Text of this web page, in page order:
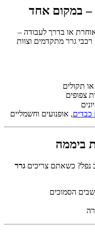
– במקום אחד
או בדרך לעבודה –
גרר מתקדמים וצוות
תקולים
צפופים
כבדים, אופנועים וחשמליים
כשאתם צריכים גרר
הסמוכים